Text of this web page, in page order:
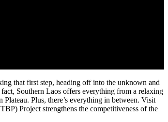
that first step, heading off into the unknown and
Southern Laos offers everything from a relaxing
Plus, there’s everything in between. Visit
Project strengthens the competitiveness of the